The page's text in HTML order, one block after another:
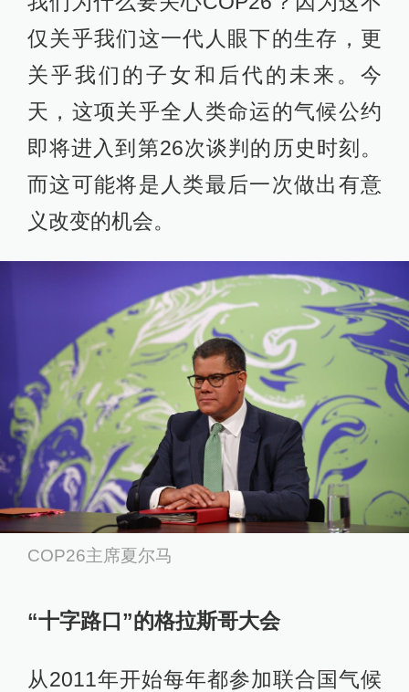
仅关乎我们这一代人眼下的生存，更
关乎我们的子女和后代的未来。今
天，这项关乎全人类命运的气候公约
即将进入到第26次谈判的历史时刻。
而这可能将是人类最后一次做出有意
义改变的机会。
COP26主席夏尔马
“十字路口”的格拉斯哥大会
从2011年开始每年都参加联合国气候